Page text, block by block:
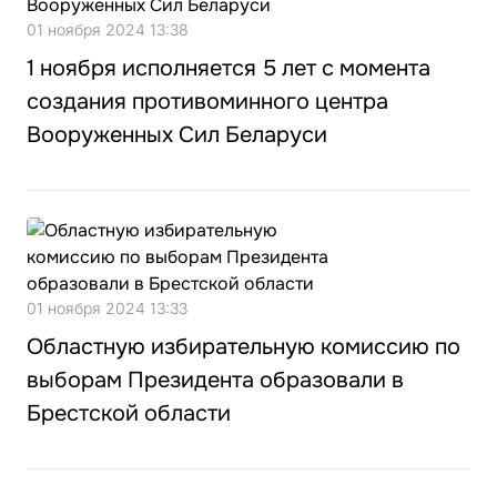
01 ноября 2024 13:38
1 ноября исполняется 5 лет с момента
создания противоминного центра
Вооруженных Сил Беларуси
01 ноября 2024 13:33
Областную избирательную комиссию по
выборам Президента образовали в
Брестской области